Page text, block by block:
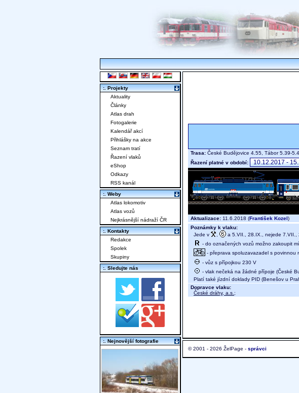
Trasa: České Budějovice 4.55, Tábor 5.39-
Řazení platné v období:
Aktualizace: 11.6.2018 (František Kozel)
Poznámky k vlaku:
Jede v
a 5.VII., 28.IX., nejede 7.VII.,
- do označených vozů možno zakoupit
- přeprava spoluzavazadel s povinnou
- vůz s přípojkou 230 V
- vlak nečeká na žádné přípoje (České
Platí také jízdní doklady PID (Benešov u
Dopravce vlaku:
České dráhy, a.s. ;
© 2001 - 2026 ŽelPage - správci
:. Projekty
Aktuality
Články
Atlas drah
Fotogalerie
Kalendář akcí
Přihlášky na akce
Seznam tratí
Řazení vlaků
eShop
Odkazy
RSS kanál
:. Weby
Atlas lokomotiv
Atlas vozů
Nejkrásnější nádraží ČR
:. Kontakty
Redakce
Spolek
Skupiny
:. Sledujte nás
:. Nejnovější fotografie